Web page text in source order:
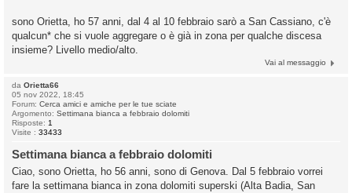
sono Orietta, ho 57 anni, dal 4 al 10 febbraio sarò a San Cassiano, c'è
qualcun* che si vuole aggregare o è già in zona per qualche discesa
insieme? Livello medio/alto.
Vai al messaggio
da Orietta66
05 nov 2022, 18:45
Forum: Cerca amici e amiche per le tue sciate
Argomento: Settimana bianca a febbraio dolomiti
Risposte: 1
Visite : 33433
Settimana bianca a febbraio dolomiti
Ciao, sono Orietta, ho 56 anni, sono di Genova. Dal 5 febbraio vorrei
fare la settimana bianca in zona dolomiti superski (Alta Badia, San